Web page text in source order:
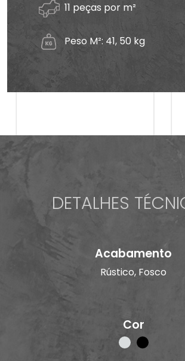
11 peças por m²
Peso M²: 41, 50 kg
DETALHES
Acabamento
Rústico, Fosco
Cor